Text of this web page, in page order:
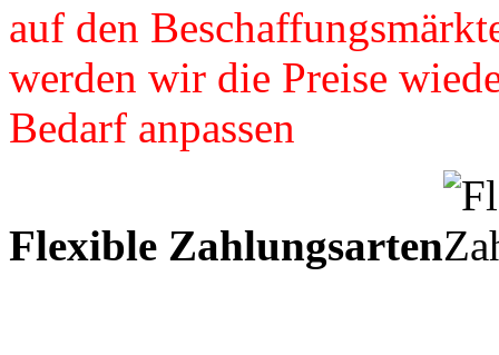
auf den
werden wir die Preise
Bedarf anpassen
Flexible Zahlungsarten